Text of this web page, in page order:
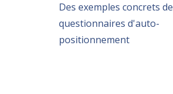
Des exemples concrets de
questionnaires d'auto-
positionnement